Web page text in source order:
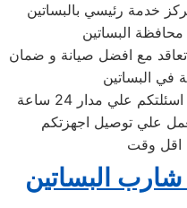
خدمة رئيسي بالبساتين
البساتين
مع افضل صيانة و ضمان
في البساتين
وفريق مخصص للرد علي كافة اسئلتكم علي مدار 24 ساعة
علي توصيل اجهزتكم
اقل وقت
البساتين